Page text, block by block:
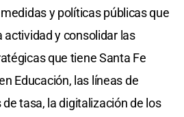
y políticas públicas que
y consolidar las
que tiene Santa Fe
Educación, las líneas de
tasa, la digitalización de los